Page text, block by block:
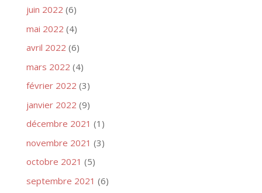
juin 2022 (6)
mai 2022 (4)
avril 2022 (6)
mars 2022 (4)
février 2022 (3)
janvier 2022 (9)
décembre 2021 (1)
novembre 2021 (3)
octobre 2021 (5)
septembre 2021 (6)